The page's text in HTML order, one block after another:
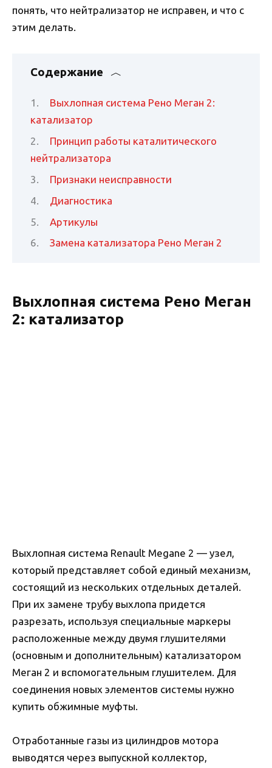
понять, что нейтрализатор не исправен, и что с
этим делать.
Содержание
Выхлопная система Рено Меган 2:
катализатор
Принцип работы каталитического
нейтрализатора
Признаки неисправности
Диагностика
Артикулы
Замена катализатора Рено Меган 2
Выхлопная система Рено Меган
2: катализатор
Выхлопная система Renault Megane 2 — узел,
который представляет собой единый механизм,
состоящий из нескольких отдельных деталей.
При их замене трубу выхлопа придется
разрезать, используя специальные маркеры
расположенные между двумя глушителями
(основным и дополнительным) катализатором
Меган 2 и вспомогательным глушителем. Для
соединения новых элементов системы нужно
купить обжимные муфты.
Отработанные газы из цилиндров мотора
выводятся через выпускной коллектор,